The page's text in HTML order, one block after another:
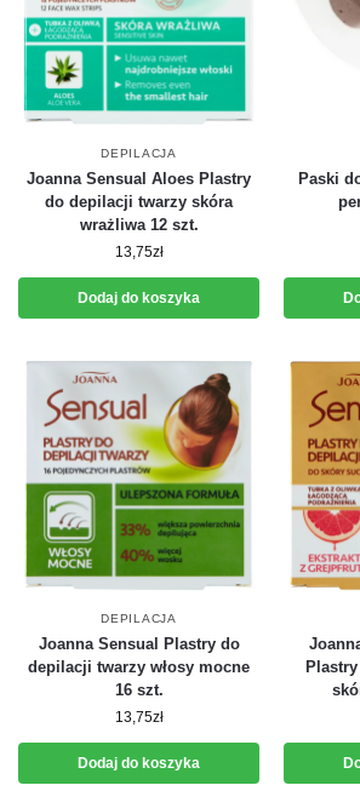
DEPILACJA
Joanna Sensual Aloes Plastry
do depilacji twarzy skóra
wrażliwa 12 szt.
13,75zł
Dodaj do koszyka
Paski
DEPILACJA
Joanna Sensual Plastry do
depilacji twarzy włosy mocne
16 szt.
13,75zł
Dodaj do koszyka